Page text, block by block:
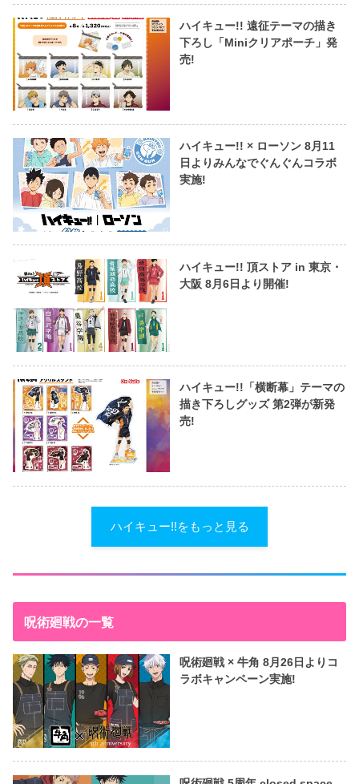
ハイキュー!! 遠征テーマの描き
下ろし「Miniクリアポーチ」発
売!
ハイキュー!! × ローソン 8月11
日よりみんなでぐんぐんコラボ
実施!
ハイキュー!! 頂ストア in 東京・
大阪 8月6日より開催!
ハイキュー!!「横断幕」テーマの
描き下ろしグッズ 第2弾が新発
売!
ハイキュー!!をもっと見る
呪術廻戦の一覧
呪術廻戦 × 牛角 8月26日よりコ
ラボキャンペーン実施!